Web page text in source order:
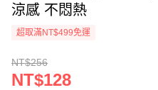
涼感 不悶熱
超取滿NT$499免運
NT$256
NT$128